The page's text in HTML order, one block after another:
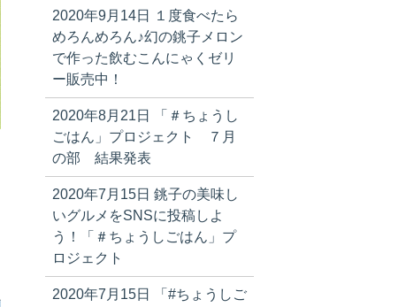
2020年9月14日
１度食べたら
めろんめろん♪幻の銚子メロン
で作った飲むこんにゃくゼリ
ー販売中！
2020年8月21日
「＃ちょうし
ごはん」プロジェクト ７月
の部 結果発表
2020年7月15日 銚子の美味し
いグルメをSNSに投稿しよ
う！「＃ちょうしごはん」プ
ロジェクト
2020年7月15日
「#ちょうしご